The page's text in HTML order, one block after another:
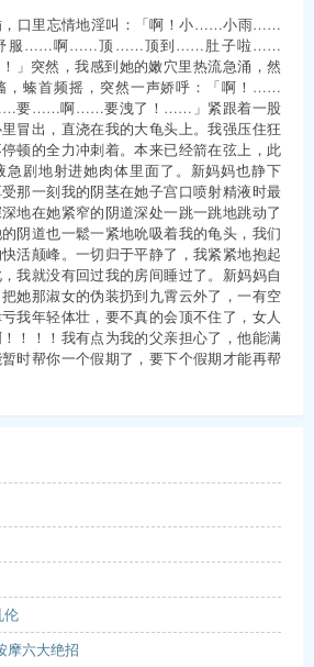
，口里忘情地淫叫：「啊！小……小雨……
服……啊……顶……顶到……肚子啦……
然，我感到她的嫩穴里热流急涌，然
，螓首频摇，突然一声娇呼：「啊！……
要……啊……要洩了！……」紧跟着一股
冒出，直浇在我的大龟头上。我强压住狂
顿的全力冲刺着。本来已经箭在弦上，此
急剧地射进她肉体里面了。新妈妈也静下
那一刻我的阴茎在她子宫口喷射精液时最
地在她紧窄的阴道深处一跳一跳地跳动了
阴道也一鬆一紧地吮吸着我的龟头，我们
活颠峰。一切归于平静了，我紧紧地抱起
我就没有回过我的房间睡过了。新妈妈自
她那淑女的伪装扔到九霄云外了，一有空
我年轻体壮，要不真的会顶不住了，女人
！！！我有点为我的父亲担心了，他能满
时帮你一个假期了，要下个假期才能再帮
伦
摩六大绝招